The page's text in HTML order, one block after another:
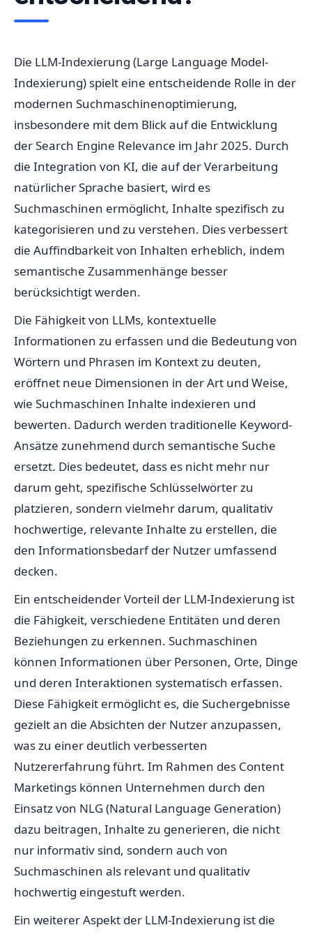
Die LLM-Indexierung (Large Language Model-
Indexierung) spielt eine entscheidende Rolle in der
modernen Suchmaschinenoptimierung,
insbesondere mit dem Blick auf die Entwicklung
der Search Engine Relevance im Jahr 2025. Durch
die Integration von KI, die auf der Verarbeitung
natürlicher Sprache basiert, wird es
Suchmaschinen ermöglicht, Inhalte spezifisch zu
kategorisieren und zu verstehen. Dies verbessert
die Auffindbarkeit von Inhalten erheblich, indem
semantische Zusammenhänge besser
berücksichtigt werden.
Die Fähigkeit von LLMs, kontextuelle
Informationen zu erfassen und die Bedeutung von
Wörtern und Phrasen im Kontext zu deuten,
eröffnet neue Dimensionen in der Art und Weise,
wie Suchmaschinen Inhalte indexieren und
bewerten. Dadurch werden traditionelle Keyword-
Ansätze zunehmend durch semantische Suche
ersetzt. Dies bedeutet, dass es nicht mehr nur
darum geht, spezifische Schlüsselwörter zu
platzieren, sondern vielmehr darum, qualitativ
hochwertige, relevante Inhalte zu erstellen, die
den Informationsbedarf der Nutzer umfassend
decken.
Ein entscheidender Vorteil der LLM-Indexierung ist
die Fähigkeit, verschiedene Entitäten und deren
Beziehungen zu erkennen. Suchmaschinen
können Informationen über Personen, Orte, Dinge
und deren Interaktionen systematisch erfassen.
Diese Fähigkeit ermöglicht es, die Suchergebnisse
gezielt an die Absichten der Nutzer anzupassen,
was zu einer deutlich verbesserten
Nutzererfahrung führt. Im Rahmen des Content
Marketings können Unternehmen durch den
Einsatz von NLG (Natural Language Generation)
dazu beitragen, Inhalte zu generieren, die nicht
nur informativ sind, sondern auch von
Suchmaschinen als relevant und qualitativ
hochwertig eingestuft werden.
Ein weiterer Aspekt der LLM-Indexierung ist die